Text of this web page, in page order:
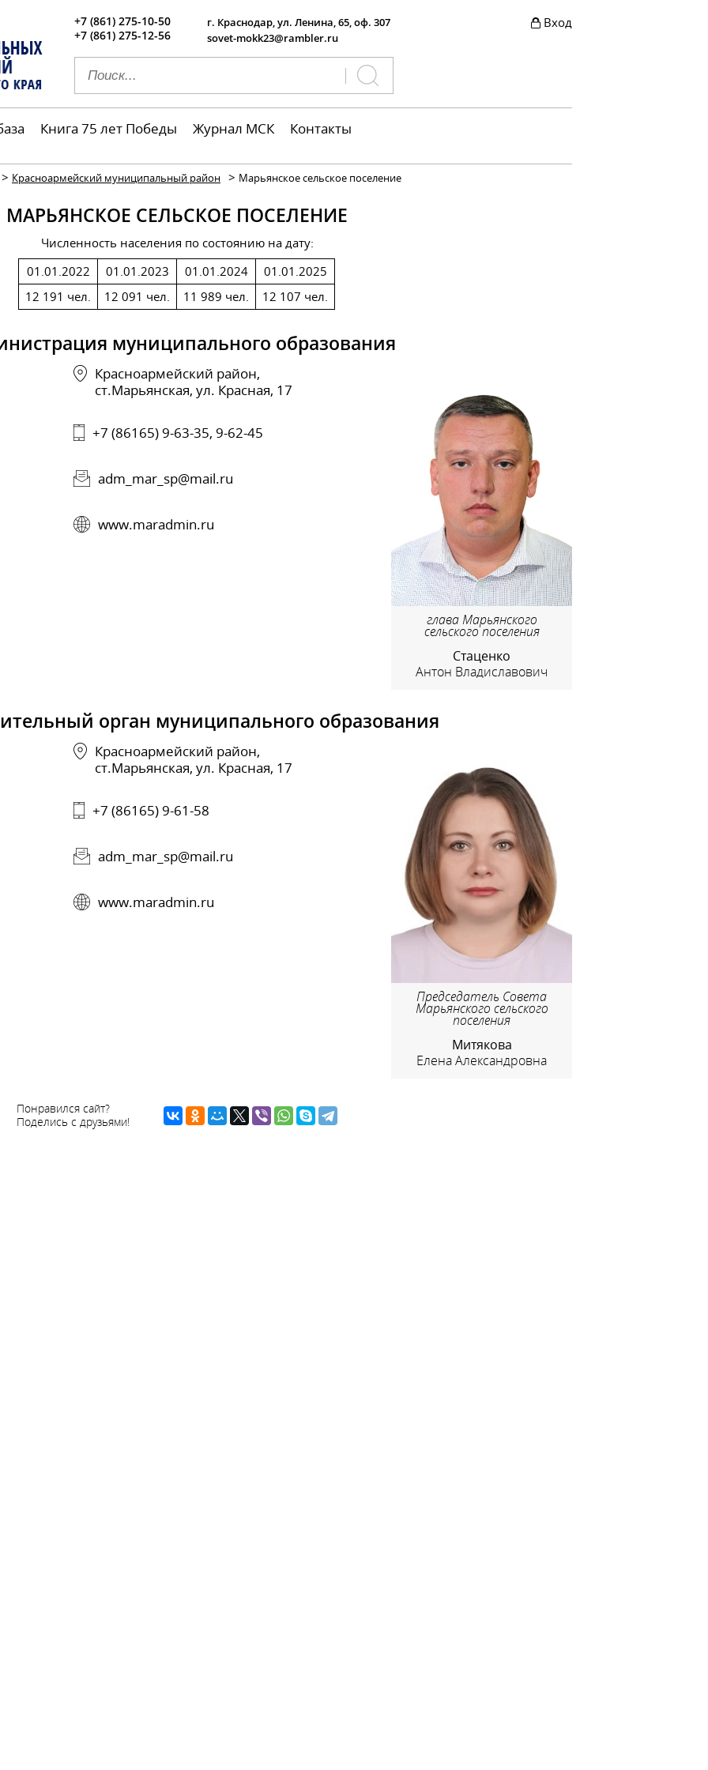
+7 (861) 275-10-50
+7 (861) 275-12-56
г. Краснодар, ул. Ленина, 65, оф. 307
sovet-mokk23@rambler.ru
Вход
Книга 75 лет Победы Журнал МСК Контакты
> Красноармейский муниципальный район > Марьянское сельское поселение
МАРЬЯНСКОЕ СЕЛЬСКОЕ ПОСЕЛЕНИЕ
Численность населения по состоянию на дату:
01.01.2022
12 191 чел.
01.01.2023
12 091 чел.
01.01.2024
11 989 чел.
01.01.2025
12 107 чел.
муниципального образования
Красноармейский район,
ст.Марьянская, ул. Красная, 17
+7 (86165) 9-63-35, 9-62-45
adm_mar_sp@mail.ru
www.maradmin.ru
глава Марьянского
сельского поселения
Стаценко
Антон Владиславович
орган муниципального образования
Красноармейский район,
ст.Марьянская, ул. Красная, 17
+7 (86165) 9-61-58
adm_mar_sp@mail.ru
www.maradmin.ru
Председатель Совета
Марьянского сельского
поселения
Митякова
Елена Александровна
Понравился сайт?
Поделись с друзьями!